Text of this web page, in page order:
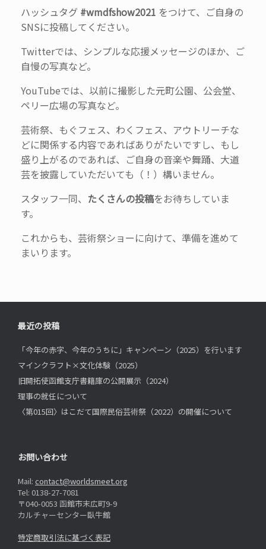
ハッシュタグ #wmdfshow2021 をつけて、ご自身の
SNSに投稿してください。
Twitterでは、シンプルな応援メッセージのほか、ご
自慢の写真など。
YouTubeでは、以前に撮影した元町公園、公会堂、
ペリー広場の写真など。
芸術祭、もぐフェス、わくフェス、アウトリーチな
どに関係する内容であればありがたいですし、もし
盛り上がるのであれば、ご自身の音楽や舞踊、大道
芸を披露していただいても（！）構いません。
スタッフ一同、 たくさんの投稿をお待ちしていま
す。
これからも、芸術祭ショーに向けて、準備を進めて
まいります。
最近の投稿
「今年の赤字、今年のうちに」キャンペーン（2025）を行います
マインクラフト×文化体験（2025）
旧開拓使函館支庁書籍庫の公開展示（2024）
理事の就任について
〈第015回〉はこだて国際民俗芸術祭（2022）の開催について
お問い合わせ
Mail: contact@worldsmeet.org
Tel: 0138-27-7081
〒040-0053 函館市末広町9-9
カルチャーセンター臥牛館
特定商取引法に基づく表記